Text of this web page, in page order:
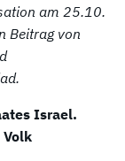
am 25.10.
Beitrag von
Israel.